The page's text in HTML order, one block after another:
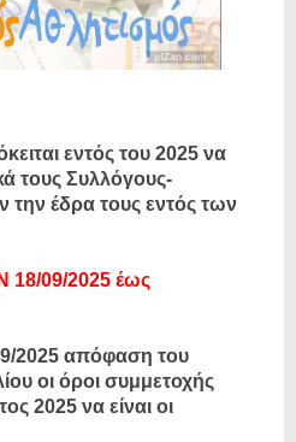
εντός του 2025 να
τους Συλλόγους-
την έδρα τους εντός των
09/2025 έως
2025 απόφαση του
οι όροι συμμετοχής
2025 να είναι οι